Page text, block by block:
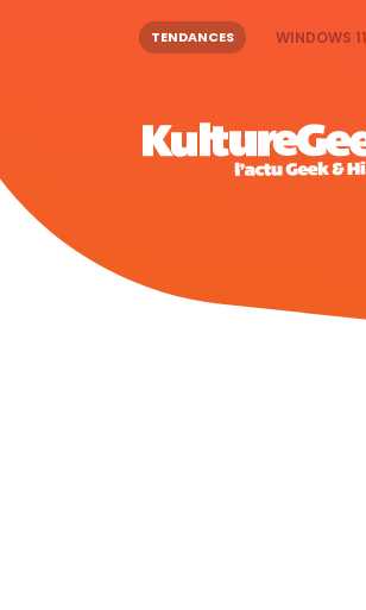
TENDANCES WINDOWS 11